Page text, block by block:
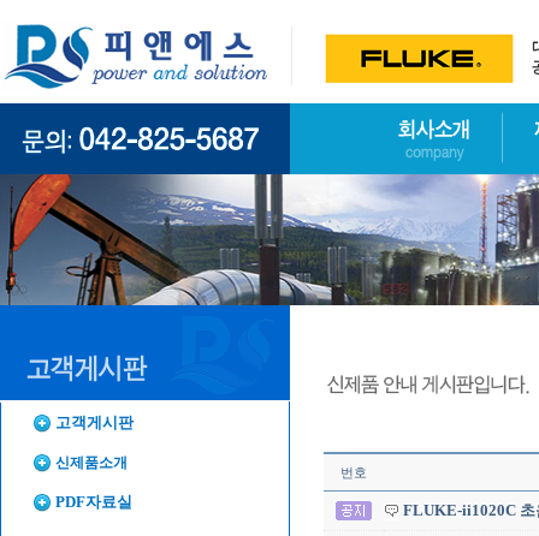
고객게시판
신제품소개
PDF자료실
번호
FLUKE-ii1020C 초